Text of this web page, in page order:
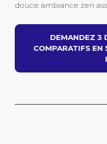
douce ambiance zen
DEMANDEZ 3
COMPARATIFS EN